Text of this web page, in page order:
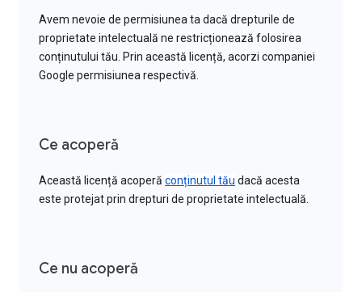
Avem nevoie de permisiunea ta dacă drepturile de
proprietate intelectuală ne restricționează folosirea
conținutului tău. Prin această licență, acorzi companiei
Google permisiunea respectivă.
Ce acoperă
Această licență acoperă conținutul tău dacă acesta
este protejat prin drepturi de proprietate intelectuală.
Ce nu acoperă